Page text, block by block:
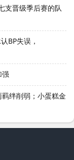
支晋级季后赛的队
BP失误，
绊削弱；小蛋糕金